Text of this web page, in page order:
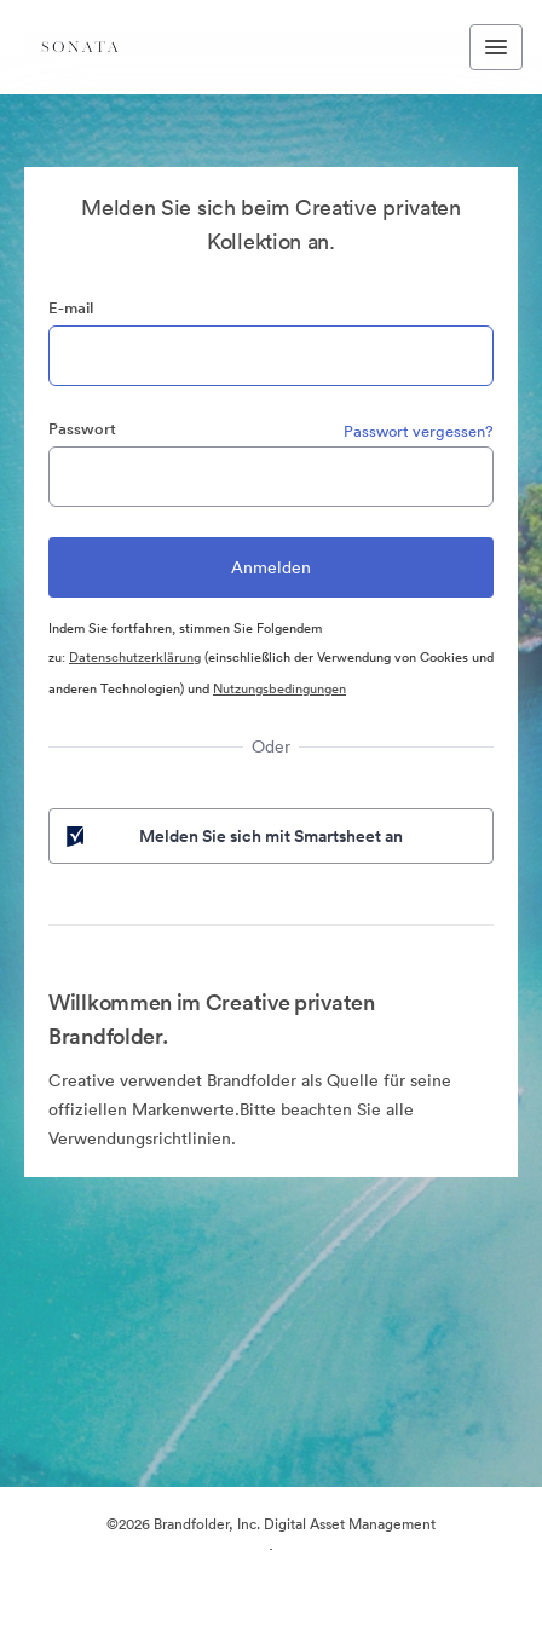
Melden Sie sich beim Creative privaten
Kollektion an.
E-mail
Passwort Passwort vergessen?
Indem Sie fortfahren, stimmen Sie Folgendem
zu: Datenschutzerklärung(einschließlich der Verwendung von Cookies und
anderen Technologien) und Nutzungsbedingungen
Oder
Melden Sie sich mit Smartsheet an
Willkommen im Creative privaten
Brandfolder.
Creative verwendet Brandfolder als Quelle für seine
offiziellen Markenwerte.Bitte beachten Sie alle
Verwendungsrichtlinien.
©2026 Brandfolder, Inc. Digital Asset Management
·